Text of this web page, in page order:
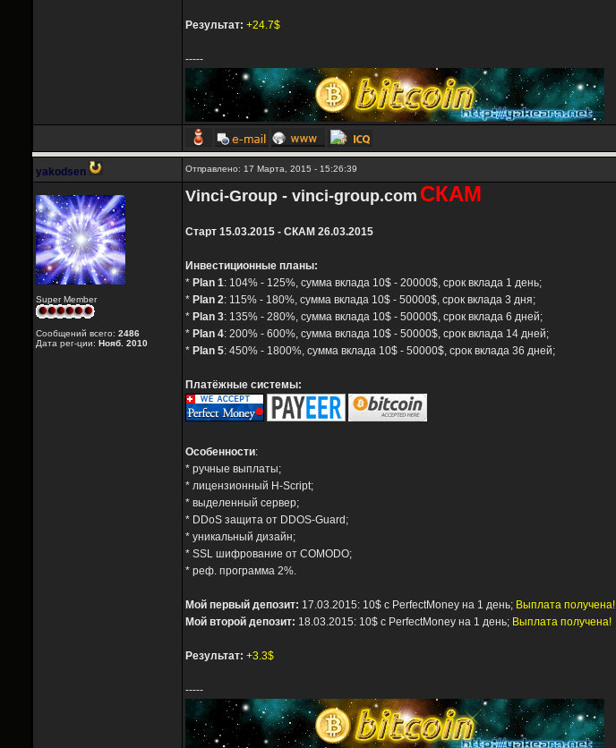
Результат: +24.7$
-----
yakodsen Отправлено: 17 Марта, 2015 - 15:26:39
Super Member
Сообщений всего: 2486
Дата рег-ции: Нояб. 2010
Vinci-Group - vinci-group.com СКАМ
Старт 15.03.2015 - СКАМ 26.03.2015
Инвестиционные планы:
* Plan 1: 104% - 125%, сумма вклада 10$ - 20000$, срок вклада 1 день;
* Plan 2: 115% - 180%, сумма вклада 10$ - 50000$, срок вклада 3 дня;
* Plan 3: 135% - 280%, сумма вклада 10$ - 50000$, срок вклада 6 дней;
* Plan 4: 200% - 600%, сумма вклада 10$ - 50000$, срок вклада 14 дней;
* Plan 5: 450% - 1800%, сумма вклада 10$ - 50000$, срок вклада 36 дней;
Платёжные системы:
Особенности:
* ручные выплаты;
* лицензионный H-Script;
* выделенный сервер;
* DDoS защита от DDOS-Guard;
* уникальный дизайн;
* SSL шифрование от COMODO;
* реф. программа 2%.
Мой первый депозит: 17.03.2015: 10$ с PerfectMoney на 1 день; Выплата получена!
Мой второй депозит: 18.03.2015: 10$ с PerfectMoney на 1 день; Выплата получена!
Результат: +3.3$
-----